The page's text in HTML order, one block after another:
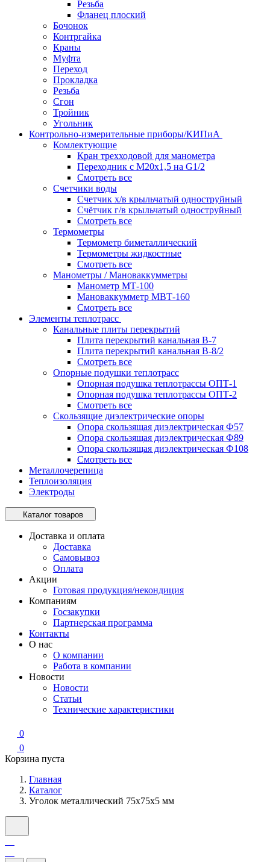
Резьба
Фланец плоский
Бочонок
Контргайка
Краны
Муфта
Переход
Прокладка
Резьба
Сгон
Тройник
Угольник
Контрольно-измерительные приборы/КИПиА
Комлектующие
Кран трехходовой для манометра
Переходник с М20х1,5 на G1/2
Смотреть все
Счетчики воды
Счетчик х/в крыльчатый одноструйный
Счётчик г/в крыльчатый одноструйный
Смотреть все
Термометры
Термометр биметаллический
Термометры жидкостные
Смотреть все
Манометры / Мановаккумметры
Манометр МТ-100
Мановаккумметр МВТ-160
Смотреть все
Элементы теплотрасс
Канальные плиты перекрытий
Плита перекрытий канальная В-7
Плита перекрытий канальная В-8/2
Смотреть все
Опорные подушки теплотрасс
Опорная подушка теплотрассы ОПТ-1
Опорная подушка теплотрассы ОПТ-2
Смотреть все
Скользящие диэлектрические опоры
Опора скользящая диэлектрическая Ф57
Опора скользящая диэлектрическая Ф89
Опора скользящая диэлектрическая Ф108
Смотреть все
Металлочерепица
Теплоизоляция
Электроды
Каталог товаров
Доставка и оплата
Доставка
Самовывоз
Оплата
Акции
Готовая продукция/некондиция
Компаниям
Госзакупки
Партнерская программа
Контакты
О нас
О компании
Работа в компании
Новости
Новости
Статьи
Технические характеристики
0
0
Корзина пуста
Главная
Каталог
Уголок металлический 75x75x5 мм